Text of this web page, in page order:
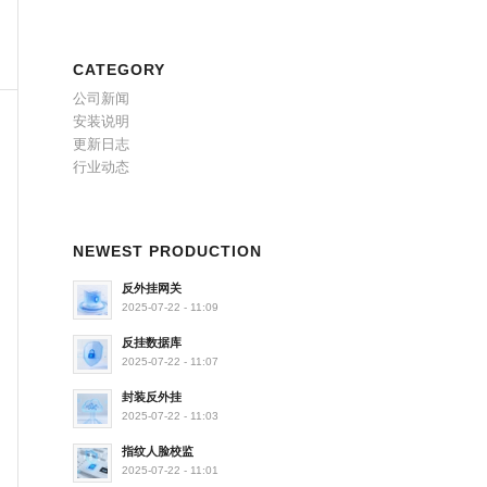
CATEGORY
公司新闻
安装说明
更新日志
行业动态
NEWEST PRODUCTION
反外挂网关
2025-07-22 - 11:09
反挂数据库
2025-07-22 - 11:07
封装反外挂
2025-07-22 - 11:03
指纹人脸校监
2025-07-22 - 11:01